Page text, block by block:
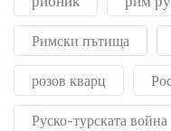
Римски пътища
розов кварц
Руско-турската война